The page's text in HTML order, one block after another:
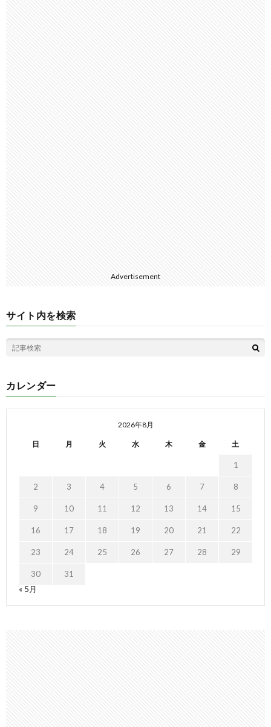
Advertisement
サイト内を検索
カレンダー
2026年8月
日 月 火 水 木 金 土
1
2 3 4 5 6 7 8
9 10 11 12 13 14 15
16 17 18 19 20 21 22
23 24 25 26 27 28 29
30
31
« 5月